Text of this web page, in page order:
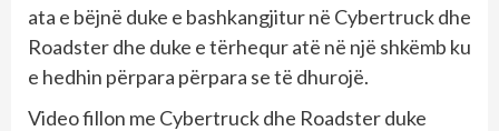
ata e bëjnë duke e bashkangjitur në Cybertruck dhe
Roadster dhe duke e tërhequr atë në një shkëmb ku
e hedhin përpara përpara se të dhurojë.
Video fillon me Cybertruck dhe Roadster duke